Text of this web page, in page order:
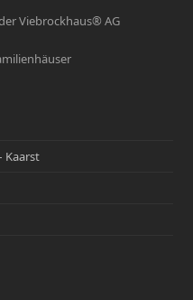
Viebrockhaus® AG
Kaarst